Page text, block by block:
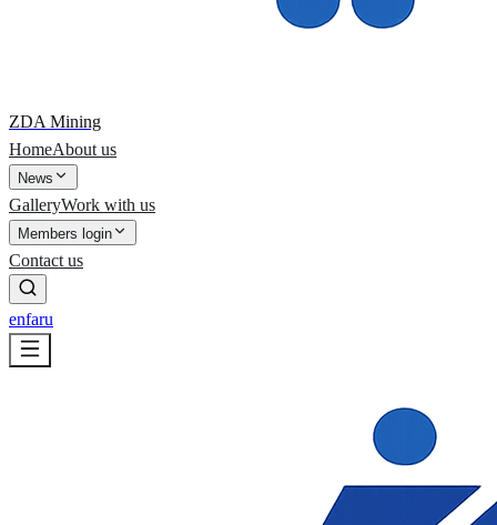
ZDA Mining
HomeAbout us
News
GalleryWork with us
Members login
Contact us
enfaru